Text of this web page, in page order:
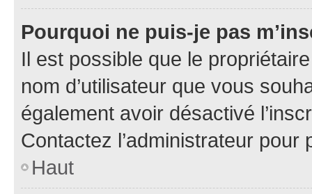
Pourquoi ne puis-je pas
Il est possible que le
nom d’utilisateur que vous
également avoir désactivé
Contactez l’administrateur
Haut